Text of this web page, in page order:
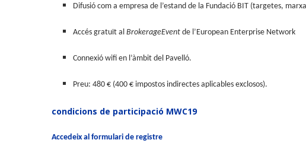
Difusió com a empresa de l’estand de la Fundació BIT (targetes,
Accés gratuït al BrokerageEvent de l’European Enterprise Network
Connexió wifi en l’àmbit del Pavelló.
Preu: 480 € (400 € impostos indirectes aplicables exclosos).
condicions de participació MWC19
Accedeix al formulari de registre